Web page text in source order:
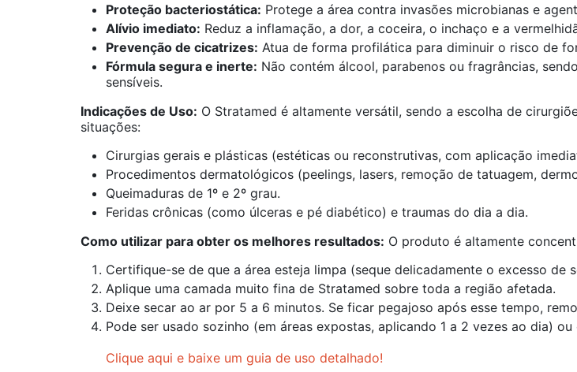
Proteção bacteriostática: Protege a área contra invasões microbianas e
Alívio imediato: Reduz a inflamação, a dor, a coceira, o inchaço e a
Prevenção de cicatrizes: Atua de forma profilática para diminuir o risco de
Fórmula segura e inerte: Não contém álcool, parabenos ou fragrâncias,
sensíveis.
Indicações de Uso: O Stratamed é altamente versátil, sendo a escolha de
situações:
Cirurgias gerais e plásticas (estéticas ou reconstrutivas, com aplicação
Procedimentos dermatológicos (peelings, lasers, remoção de tatuagem,
Queimaduras de 1º e 2º grau.
Feridas crônicas (como úlceras e pé diabético) e traumas do dia a dia.
Como utilizar para obter os melhores resultados: O produto é altamente
Certifique-se de que a área esteja limpa (seque delicadamente o excesso de
Aplique uma camada muito fina de Stratamed sobre toda a região afetada.
Deixe secar ao ar por 5 a 6 minutos. Se ficar pegajoso após esse tempo,
Pode ser usado sozinho (em áreas expostas, aplicando 1 a 2 vezes ao dia)
Clique aqui e baixe um guia de uso detalhado!